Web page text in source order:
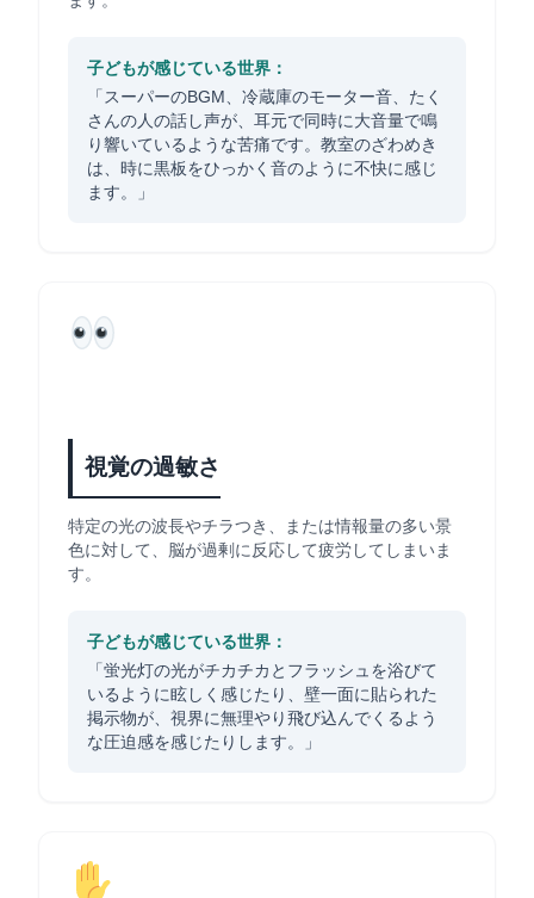
子どもが感じている世界：
「スーパーのBGM、冷蔵庫のモーター音、たく
さんの人の話し声が、耳元で同時に大音量で鳴
り響いているような苦痛です。教室のざわめき
は、時に黒板をひっかく音のように不快に感じ
ます。」
視覚の過敏さ
特定の光の波長やチラつき、または情報量の多い景
色に対して、脳が過剰に反応して疲労してしまいま
す。
子どもが感じている世界：
「蛍光灯の光がチカチカとフラッシュを浴びて
いるように眩しく感じたり、壁一面に貼られた
掲示物が、視界に無理やり飛び込んでくるよう
な圧迫感を感じたりします。」